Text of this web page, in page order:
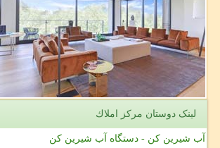
لینک دوستان مركز املاك
آب شیرین کن - دستگاه آب شیرین کن